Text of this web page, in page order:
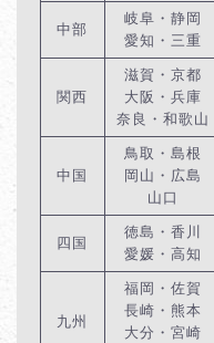
中部
岐阜・静岡
愛知・三重
関西
滋賀・京都
大阪・兵庫
奈良・和歌山
中国
鳥取・島根
岡山・広島
山口
四国
徳島・香川
愛媛・高知
九州
福岡・佐賀
長崎・熊本
大分・宮崎